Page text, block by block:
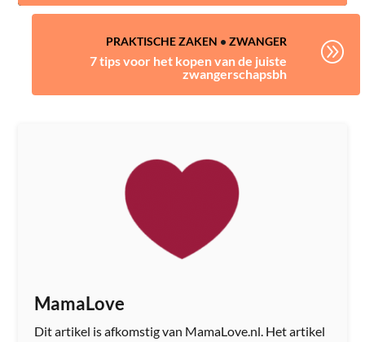
PRAKTISCHE ZAKEN • ZWANGER
7 tips voor het kopen van de juiste
zwangerschapsbh
A
MamaLove
Dit artikel is afkomstig van MamaLove.nl. Het artikel